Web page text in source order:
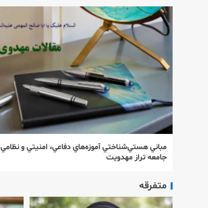
مباني هستي‌شناختي آموزه‌هاي دفاعي، امنيتي و نظامي
جامعه تراز مهدويت
متفرقه